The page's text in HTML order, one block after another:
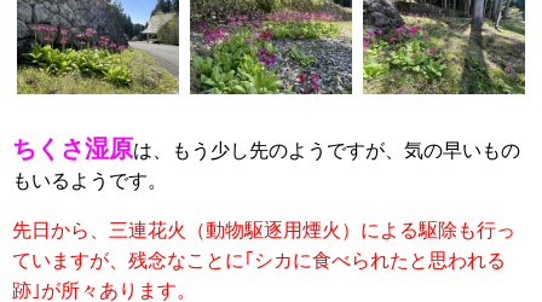
ちくさ湿原は、もう少し先のようですが、気の早いもの
もいるようです。
先日から、三連花火（動物駆逐用煙火）による駆除も行っ
ていますが、残念なことに｢シカに食べられたと思われる
跡｣が所々あります。